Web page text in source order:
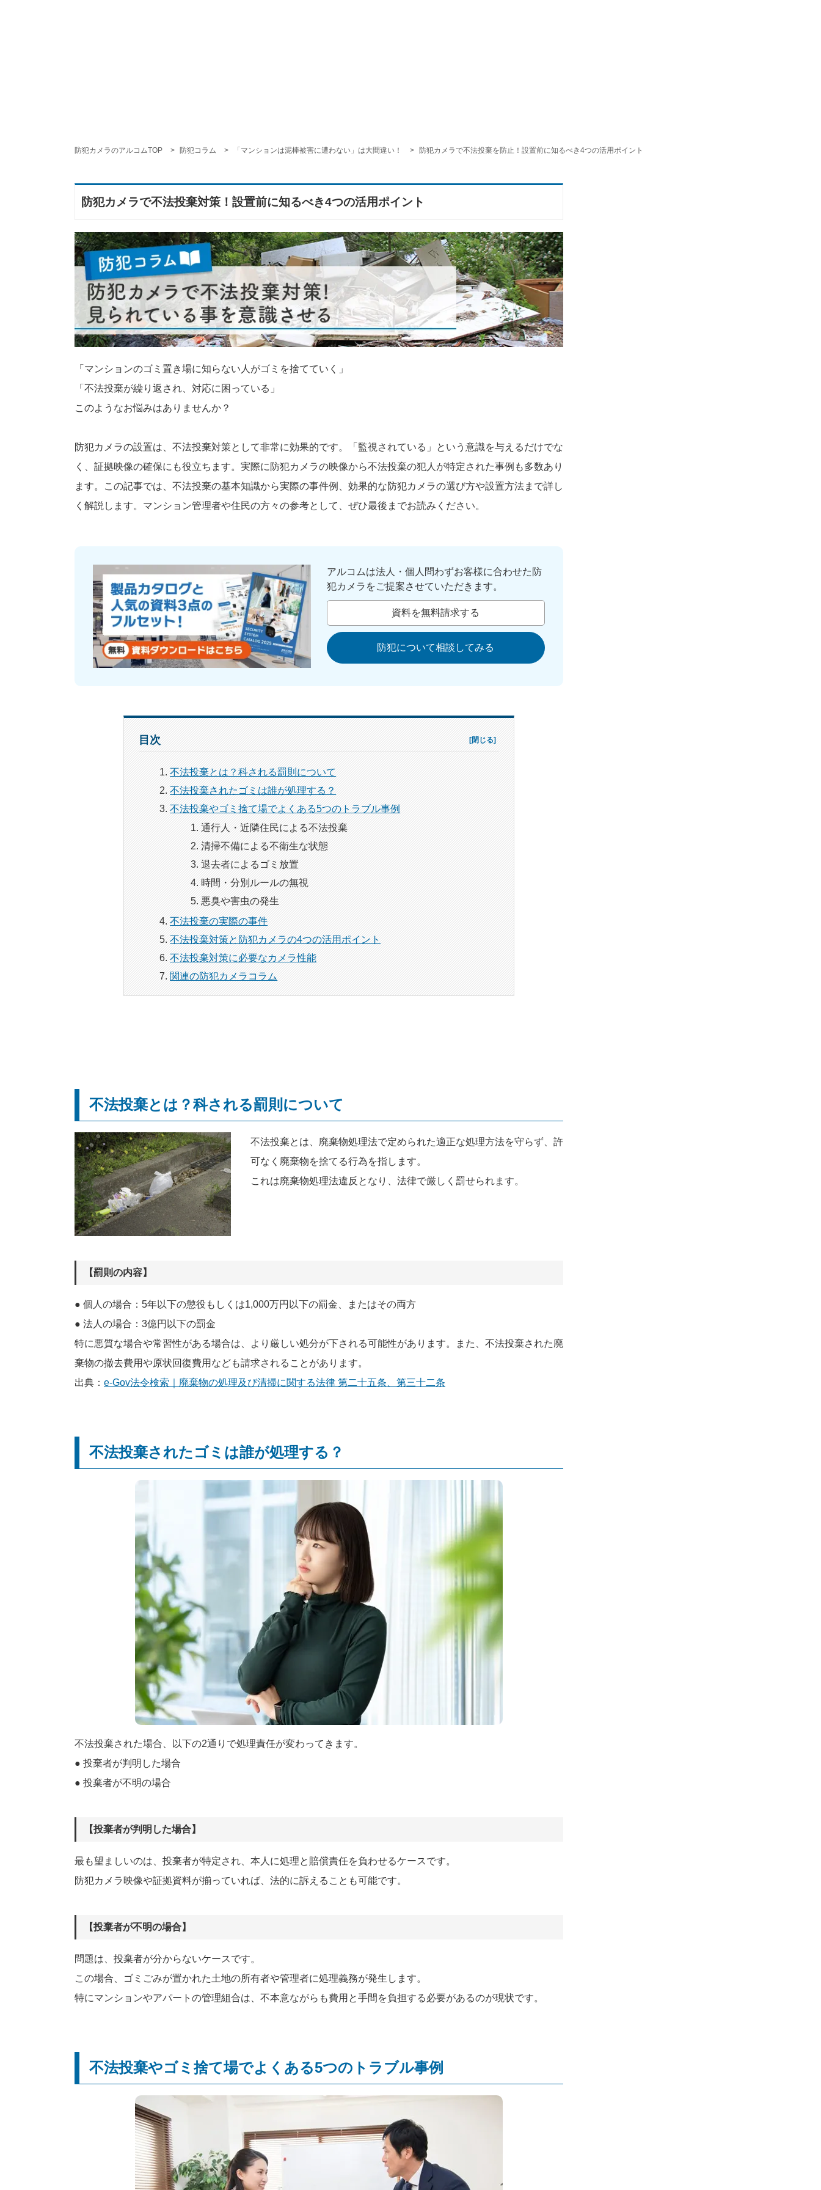
防犯カメラのアルコムTOP 防犯コラム 「マンションは泥棒被害に遭わない」は大間違い！ 防犯カメラで不法投棄を防止！設置前に知るべき4つの活用ポイント
防犯カメラで不法投棄対策！設置前に知るべき4つの活用ポイント
「マンションのゴミ置き場に知らない人がゴミを捨てていく」
「不法投棄が繰り返され、対応に困っている」
このようなお悩みはありませんか？
防犯カメラの設置は、不法投棄対策として非常に効果的です。「監視されている」という意識を与えるだけでな
く、証拠映像の確保にも役立ちます。実際に防犯カメラの映像から不法投棄の犯人が特定された事例も多数あり
ます。この記事では、不法投棄の基本知識から実際の事件例、効果的な防犯カメラの選び方や設置方法まで詳し
く解説します。マンション管理者や住民の方々の参考として、ぜひ最後までお読みください。
アルコムは法人・個人問わずお客様に合わせた防
犯カメラをご提案させていただきます。
資料を無料請求する
防犯について相談してみる
目次
不法投棄とは？科される罰則について
不法投棄されたゴミは誰が処理する？
不法投棄やゴミ捨て場でよくある5つのトラブル事例
通行人・近隣住民による不法投棄
清掃不備による不衛生な状態
退去者によるゴミ放置
時間・分別ルールの無視
悪臭や害虫の発生
不法投棄の実際の事件
不法投棄対策と防犯カメラの4つの活用ポイント
不法投棄対策に必要なカメラ性能
関連の防犯カメラコラム
不法投棄とは？科される罰則について
不法投棄とは、廃棄物処理法で定められた適正な処理方法を守らず、許
可なく廃棄物を捨てる行為を指します。
これは廃棄物処理法違反となり、法律で厳しく罰せられます。
【罰則の内容】
● 個人の場合：5年以下の懲役もしくは1,000万円以下の罰金、またはその両方
● 法人の場合：3億円以下の罰金
特に悪質な場合や常習性がある場合は、より厳しい処分が下される可能性があります。また、不法投棄された廃
棄物の撤去費用や原状回復費用なども請求されることがあります。
出典： e-Gov法令検索｜廃棄物の処理及び清掃に関する法律 第二十五条、第三十二条
不法投棄されたゴミは誰が処理する？
不法投棄された場合、以下の2通りで処理責任が変わってきます。
● 投棄者が判明した場合
● 投棄者が不明の場合
【投棄者が判明した場合】
最も望ましいのは、投棄者が特定され、本人に処理と賠償責任を負わせるケースです。
防犯カメラ映像や証拠資料が揃っていれば、法的に訴えることも可能です。
【投棄者が不明の場合】
問題は、投棄者が分からないケースです。
この場合、ゴミごみが置かれた土地の所有者や管理者に処理義務が発生します。
特にマンションやアパートの管理組合は、不本意ながらも費用と手間を負担する必要があるのが現状です。
不法投棄やゴミ捨て場でよくある5つのトラブル事例